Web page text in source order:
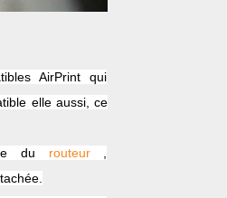
AirPrint qui
elle aussi, ce
du routeur